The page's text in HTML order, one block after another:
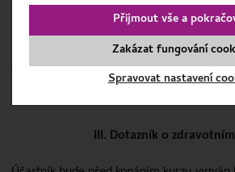
Zakázat fungování
Přijmout vše a
Spravovat nastavení
Poskytovatele, má účastník právo
kurzu Poskytovatele nebo mu bude
jeho poměrná část.
III. Dotazník o